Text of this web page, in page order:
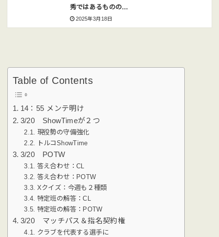
秀ではあるものの…
2025年3月18日
Table of Contents
14：55 メンテ明け
3/20 ShowTimeが２つ
現役勢の守備強化
トルコShowTime
3/20 POTW
答え合わせ：CL
答え合わせ：POTW
Xクイズ：今週も２種類
特定班の解答：CL
特定班の解答：POTW
3/20 マッチパス＆指名契約権
クラブを代表する選手に